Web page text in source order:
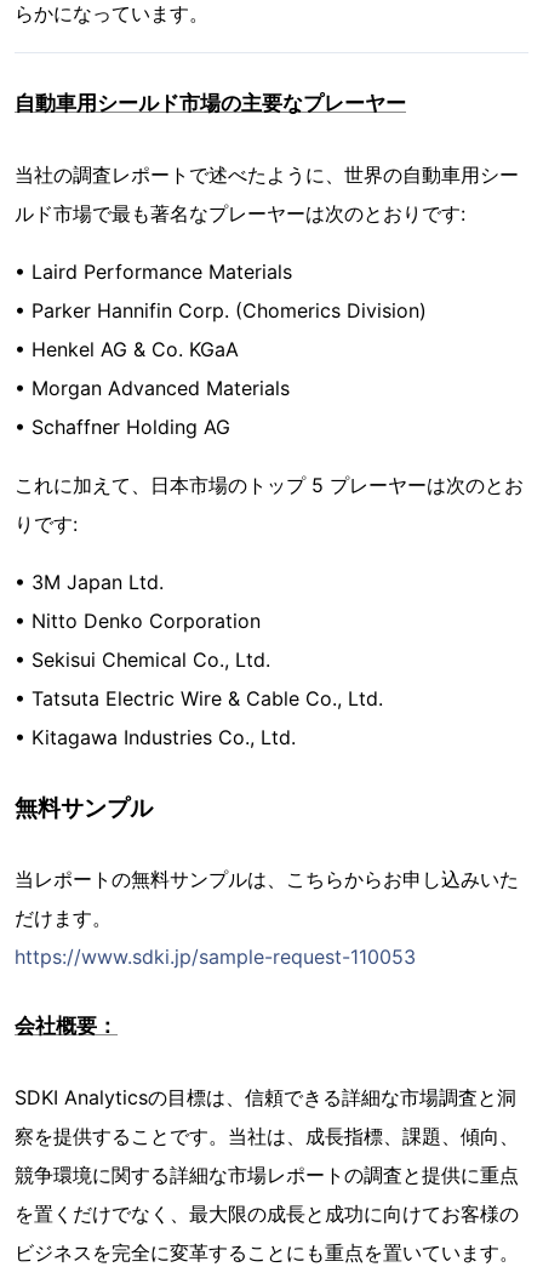
らかになっています。
自動車用シールド市場の主要なプレーヤー
当社の調査レポートで述べたように、世界の自動車用シー
ルド市場で最も著名なプレーヤーは次のとおりです:
• Laird Performance Materials
• Parker Hannifin Corp. (Chomerics Division)
• Henkel AG & Co. KGaA
• Morgan Advanced Materials
• Schaffner Holding AG
これに加えて、日本市場のトップ 5 プレーヤーは次のとお
りです:
• 3M Japan Ltd.
• Nitto Denko Corporation
• Sekisui Chemical Co., Ltd.
• Tatsuta Electric Wire & Cable Co., Ltd.
• Kitagawa Industries Co., Ltd.
無料サンプル
当レポートの無料サンプルは、こちらからお申し込みいた
だけます。
https://www.sdki.jp/sample-request-110053
会社概要：
SDKI Analyticsの目標は、信頼できる詳細な市場調査と洞
察を提供することです。当社は、成長指標、課題、傾向、
競争環境に関する詳細な市場レポートの調査と提供に重点
を置くだけでなく、最大限の成長と成功に向けてお客様の
ビジネスを完全に変革することにも重点を置いています。